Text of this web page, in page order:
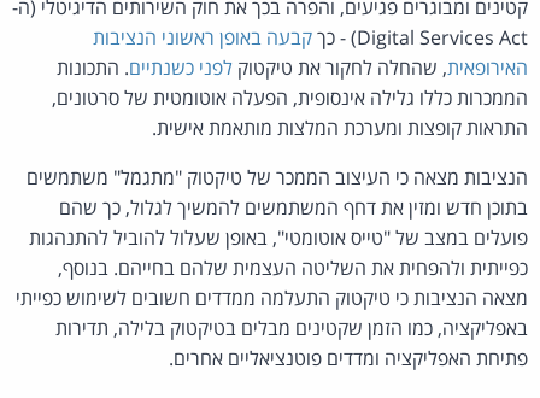
קטינים ומבוגרים פגיעים, והפרה בכך את חוק השירותים הדיגיטלי (ה-
Digital Services Act) - כך
קבעה באופן ראשוני הנציבות
האירופאית, שהחלה לחקור את טיקטוק לפני כשנתיים. התכונות
הממכרות כללו גלילה אינסופית, הפעלה אוטומטית של סרטונים,
התראות קופצות ומערכת המלצות מותאמת אישית.
הנציבות מצאה כי העיצוב הממכר של טיקטוק "מתגמל" משתמשים
בתוכן חדש ומזין את דחף המשתמשים להמשיך לגלול, כך שהם
פועלים במצב של "טייס אוטומטי", באופן שעלול להוביל להתנהגות
כפייתית ולהפחית את השליטה העצמית שלהם בחייהם. בנוסף,
מצאה הנציבות כי טיקטוק התעלמה ממדדים חשובים לשימוש כפייתי
באפליקציה, כמו הזמן שקטינים מבלים בטיקטוק בלילה, תדירות
פתיחת האפליקציה ומדדים פוטנציאליים אחרים.